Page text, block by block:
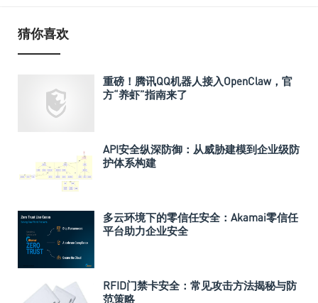
猜你喜欢
重磅！腾讯QQ机器人接入OpenClaw，官
方“养虾”指南来了
API安全纵深防御：从威胁建模到企业级防
护体系构建
多云环境下的零信任安全：Akamai零信任
平台助力企业安全
RFID门禁卡安全：常见攻击方法揭秘与防
范策略